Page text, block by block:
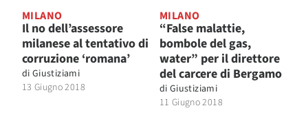
MILANO
Il no dell’assessore
milanese al tentativo di
corruzione ‘romana’
di Giustiziami
13 Giugno 2018
MILANO
“False malattie,
bombole del gas,
water” per il direttore
del carcere di Bergamo
di Giustiziami
11 Giugno 2018